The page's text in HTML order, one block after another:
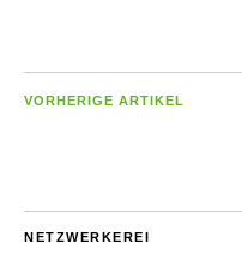
VORHERIGE ARTIKEL
NETZWERKEREI